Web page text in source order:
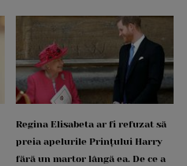
Regina Elisabeta ar fi refuzat să
preia apelurile Prințului Harry
fără un martor lângă ea. De ce a